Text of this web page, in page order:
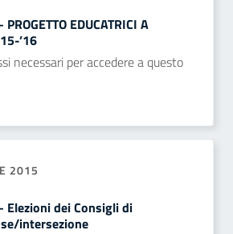
EDUCATRICI A
’16
necessari per accedere a questo
2015
Elezioni dei Consigli di
intersezione